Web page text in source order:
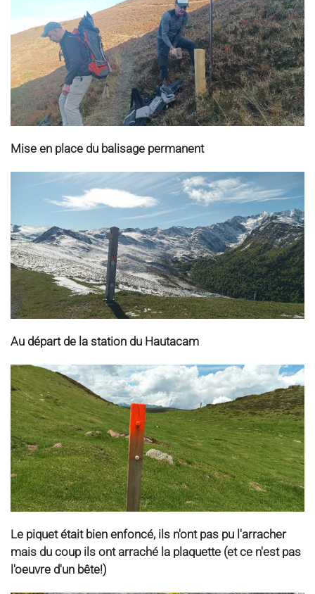
Mise en place du balisage permanent
Au départ de la station du Hautacam
Le piquet était bien enfoncé, ils n'ont pas pu l'arracher
mais du coup ils ont arraché la plaquette (et ce n'est pas
l'oeuvre d'un bête!)